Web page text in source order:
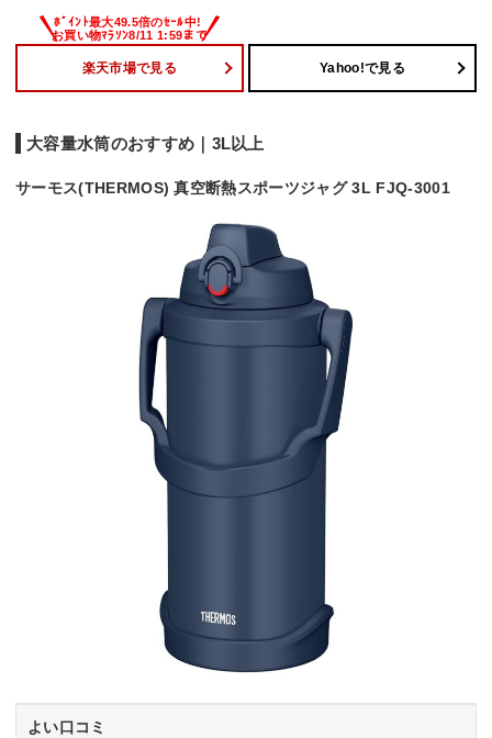
楽天市場で見る Yahoo!で見る
大容量水筒のおすすめ｜3L以上
サーモス(THERMOS) 真空断熱スポーツジャグ 3L FJQ-3001
よい口コミ